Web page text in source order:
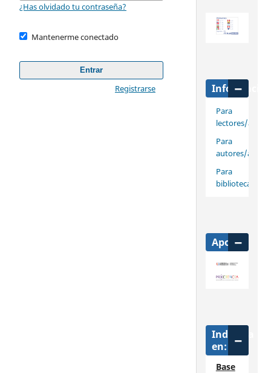
¿Has olvidado tu contraseña?
Mantenerme conectado
Entrar
Registrarse
Para
lectores/as
Para
autores/as
Para
bibliotecarios/
Apoya
Indizada
en:
Base